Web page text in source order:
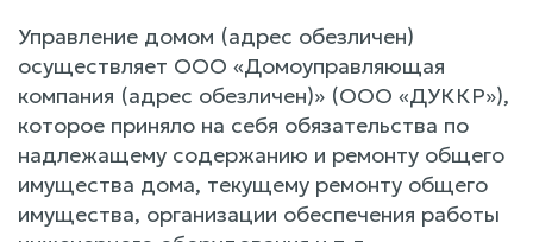
Управление домом (адрес обезличен)
осуществляет ООО «Домоуправляющая
компания (адрес обезличен)» (ООО «ДУККР»),
которое приняло на себя обязательства по
надлежащему содержанию и ремонту общего
имущества дома, текущему ремонту общего
имущества, организации обеспечения работы